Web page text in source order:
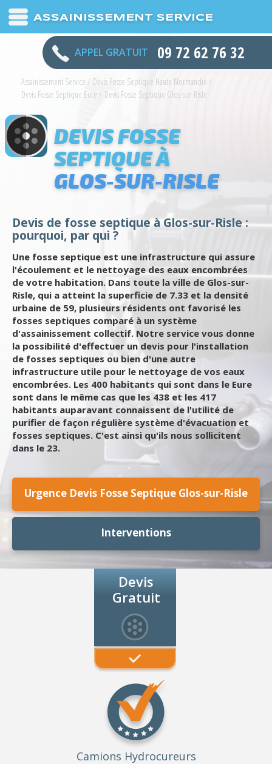
ASSAINISSEMENT SERVICE
APPEL GRATUIT 09 72 62 76 32
Assainissement Service / Devis Fosse Septique Haute Normandie /
Devis Fosse Septique Eure / Devis Fosse Septique Glos-sur-Risle
DEVIS FOSSE
SEPTIQUE À
GLOS-SUR-RISLE
Devis de fosse septique à Glos-sur-Risle :
pourquoi, par qui ?
Une fosse septique est une infrastructure qui assure
l'écoulement et le nettoyage des eaux encombrées
de votre habitation. Dans toute la ville de Glos-sur-
Risle, qui a atteint la superficie de 7.33 et la densité
urbaine de 59, plusieurs résidents ont favorisé les
fosses septiques comparé à un système
d'assainissement collectif. Notre service vous donne
la possibilité d'effectuer un devis pour l'installation
de fosses septiques ou bien d'une autre
infrastructure utile pour le nettoyage de vos eaux
encombrées. Les 400 habitants qui sont dans le Eure
sont dans le même cas que les 438 et les 417
habitants auparavant connaissent de l'utilité de
purifier de façon régulière système d'évacuation et
fosses septiques. C'est ainsi qu'ils nous sollicitent
dans le 23.
Urgence Devis Fosse Septique Glos-sur-Risle
Interventions
Devis
Gratuit
Camions Hydrocureurs